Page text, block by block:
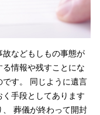
などもしもの事態が
情報や残すことにな
す。 同じように遺言
手段としてあります
葬儀が終わって開封